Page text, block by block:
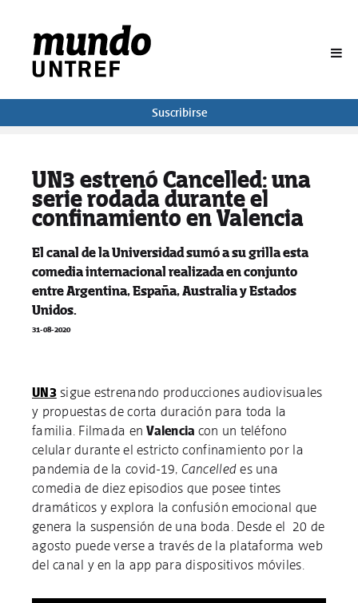
Suscribirse
UN3 estrenó Cancelled: una
serie rodada durante el
confinamiento en Valencia
El canal de la Universidad sumó a su grilla esta
comedia internacional realizada en conjunto
entre Argentina, España, Australia y Estados
Unidos.
31-08-2020
UN3sigue estrenando producciones audiovisuales
y propuestas de corta duración para toda la
familia. Filmada enValencia con un teléfono
celular durante el estricto confinamiento por la
pandemia de la covid-19, Cancelled es una
comedia de diez episodios que posee tintes
dramáticos y explora la confusión emocional que
genera la suspensión de una boda. Desde el 20 de
agosto puede verse a través de la plataforma web
del canal y en la app para dispositivos móviles.